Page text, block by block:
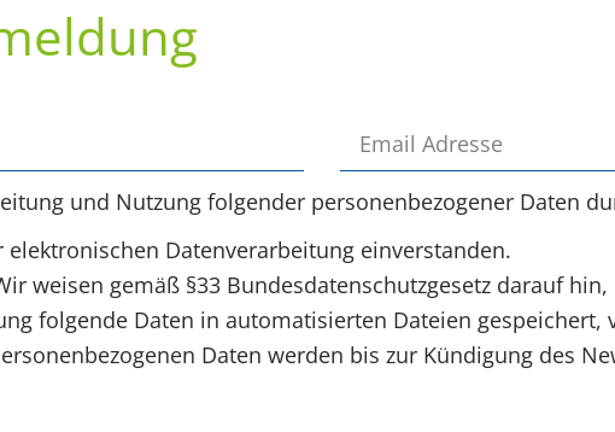
und Nutzung folgender personenbezogener Daten
Datenverarbeitung einverstanden.
weisen gemäß §33 Bundesdatenschutzgesetz darauf
folgende Daten in automatisierten Dateien gespeichert,
Daten werden bis zur Kündigung des